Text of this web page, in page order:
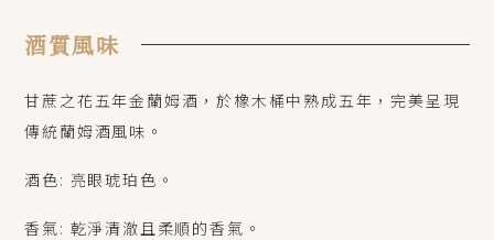
酒質風味
甘蔗之花五年金蘭姆酒，於橡木桶中熟成五年，完美呈現
傳統蘭姆酒風味。
酒色: 亮眼琥珀色。
香氣: 乾淨清澈且柔順的香氣。